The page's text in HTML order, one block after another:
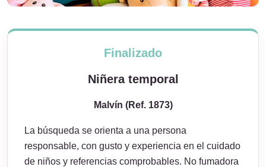
Finalizado
Niñera temporal
Malvín (Ref. 1873)
La búsqueda se orienta a una persona
responsable, con gusto y experiencia en el cuidado
de niños y referencias comprobables. No fumadora